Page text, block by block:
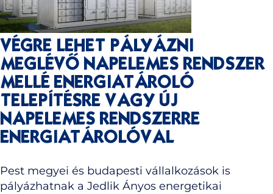
VÉGRE LEHET PÁLYÁZNI
MEGLÉVŐ NAPELEMES RENDSZER
MELLÉ ENERGIATÁROLÓ
TELEPÍTÉSRE VAGY ÚJ
NAPELEMES RENDSZERRE
ENERGIATÁROLÓVAL
Pest megyei és budapesti vállalkozások is
pályázhatnak a Jedlik Ányos energetikai